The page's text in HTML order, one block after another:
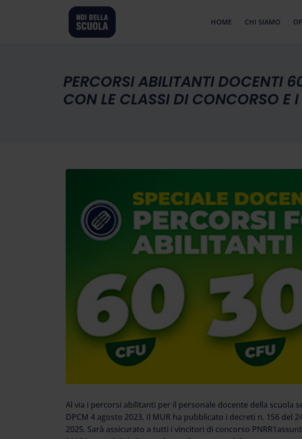
HOME CHI SIAMO
PERCORSI ABILITANTI DOCENTI
CON LE CLASSI DI CONCORSO E
Al via i percorsi abilitanti per il personale docente della scuola
DPCM 4 agosto 2023. Il MUR ha pubblicato i decreti n. 156 del
2025. Sarà assicurato a tutti i vincitori di concorso